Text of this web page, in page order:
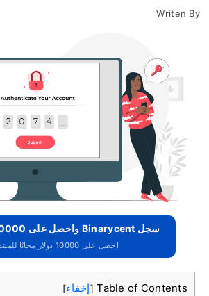
Writen By
سجل Binarycent واحصل على 10000 دولار مجانًا
احصل على 10000 دولار مجانًا للمبتدئين
Table of Contents
[إخفاء]